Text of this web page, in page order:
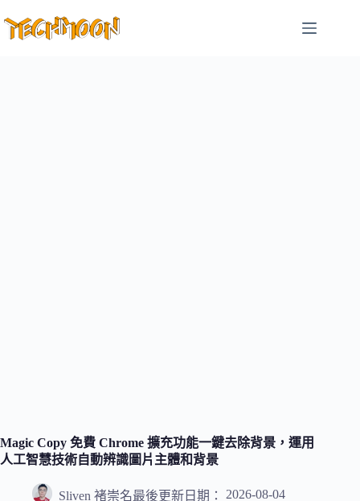
至
Magic Copy 免費 Chrome 擴充功能一鍵去除背景，運用
人工智慧技術自動辨識圖片主體和背景
Sliven 褚崇名最後更新日期：
2026-08-04